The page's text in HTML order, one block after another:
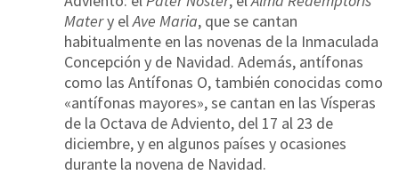
Matery elAve Maria, que se cantan
habitualmente en las novenas de la Inmaculada
Concepción y de Navidad. Además, antífonas
como las Antífonas O, también conocidas como
«antífonas mayores», se cantan en las Vísperas
de la Octava de Adviento, del 17 al 23 de
diciembre, y en algunos países y ocasiones
durante la novena de Navidad.